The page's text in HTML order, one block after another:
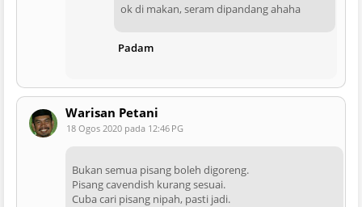
ok di makan, seram dipandang ahaha
Padam
Warisan Petani
18 Ogos 2020 pada 12:46 PG
Bukan semua pisang boleh digoreng.
Pisang cavendish kurang sesuai.
Cuba cari pisang nipah, pasti jadi.